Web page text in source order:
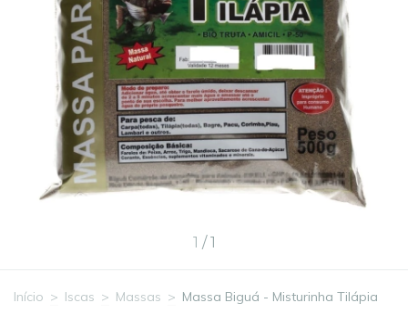
1 /1
Início > Iscas > Massas > Massa Biguá - Misturinha Tilápia